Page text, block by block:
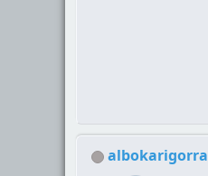
albokarigorra